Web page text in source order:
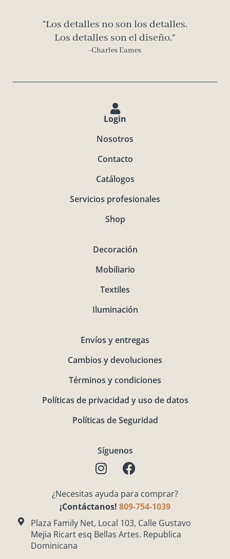
“Los detalles no son los detalles.
Los detalles son el diseño.”
-Charles Eames
Login
Nosotros
Contacto
Catálogos
Servicios profesionales
Shop
Decoración
Mobiliario
Textiles
Iluminación
Envíos y entregas
Cambios y devoluciones
Términos y condiciones
Políticas de privacidad y uso de datos
Políticas de Seguridad
Síguenos
I
n
t
a
g
r
F
a
e
b
o
o
¿Necesitas ayuda para comprar?
¡Contáctanos! 809-754-1039
Plaza Family Net, Local 103, Calle Gustavo
Mejia Ricart esq Bellas Artes. Republica
Dominicana